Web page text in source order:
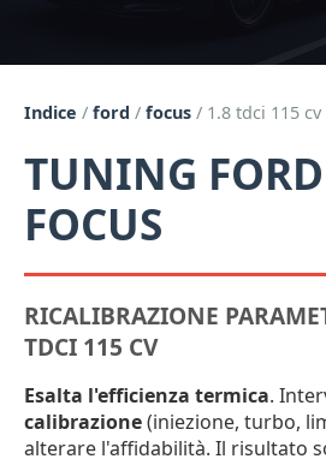
Indice / ford / focus / 1.8 tdci 115 cv
TUNING FORD
FOCUS
RICALIBRAZIONE
TDCI 115 CV
Esalta l'efficienza termica.
calibrazione(iniezione, turbo,
alterare l'affidabilità. Il risultato